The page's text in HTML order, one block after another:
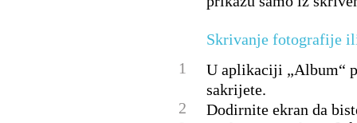
Skrivanje fotografije
1
U aplikaciji „Album“
sakrijete.
2
Dodirnite ekran da